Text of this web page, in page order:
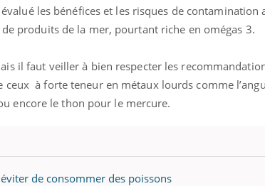
les bénéfices et les risques de contamination
produits de la mer, pourtant riche en omégas 3.
il faut veiller à bien respecter les
à forte teneur en métaux lourds comme
encore le thon pour le mercure.
de consommer des poissons